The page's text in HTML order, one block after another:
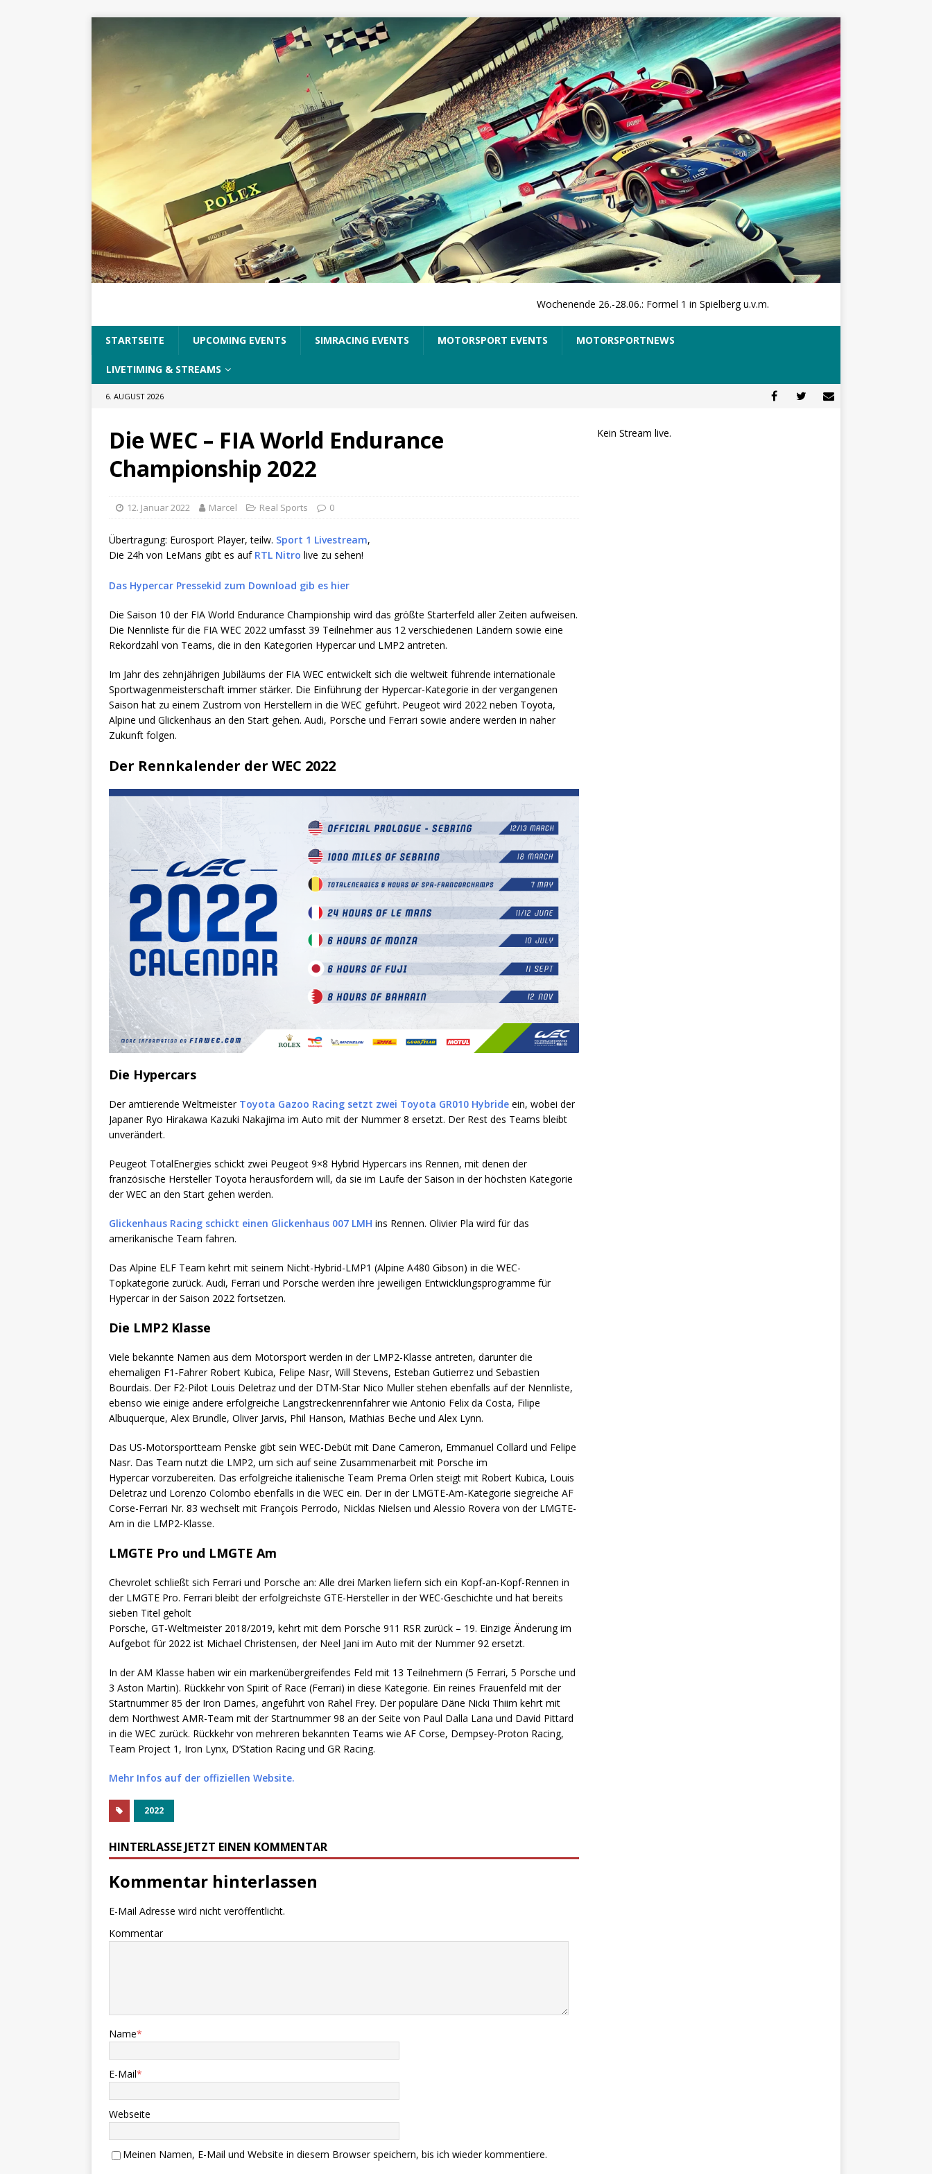
Wochenende 26.-28.06.: Formel 1 in Spielberg u.v.m.
STARTSEITE UPCOMING EVENTS SIMRACING EVENTS MOTORSPORT EVENTS MOTORSPORTNEWS
LIVETIMING & STREAMS
6. AUGUST 2026
Die WEC – FIA World Endurance
Championship 2022
12. Januar 2022 Marcel Real Sports 0
Übertragung: Eurosport Player, teilw. Sport 1 Livestream,
Die 24h von LeMans gibt es auf RTL Nitro live zu sehen!
Das Hypercar Pressekid zum Download gib es hier
Die Saison 10 der FIA World Endurance Championship wird das größte Starterfeld aller Zeiten aufweisen.
Die Nennliste für die FIA WEC 2022 umfasst 39 Teilnehmer aus 12 verschiedenen Ländern sowie eine
Rekordzahl von Teams, die in den Kategorien Hypercar und LMP2 antreten.
Im Jahr des zehnjährigen Jubiläums der FIA WEC entwickelt sich die weltweit führende internationale
Sportwagenmeisterschaft immer stärker. Die Einführung der Hypercar-Kategorie in der vergangenen
Saison hat zu einem Zustrom von Herstellern in die WEC geführt. Peugeot wird 2022 neben Toyota,
Alpine und Glickenhaus an den Start gehen. Audi, Porsche und Ferrari sowie andere werden in naher
Zukunft folgen.
Der Rennkalender der WEC 2022
Die Hypercars
Der amtierende Weltmeister Toyota Gazoo Racing setzt zwei Toyota GR010 Hybride ein, wobei der
Japaner Ryo Hirakawa Kazuki Nakajima im Auto mit der Nummer 8 ersetzt. Der Rest des Teams bleibt
unverändert.
Peugeot TotalEnergies schickt zwei Peugeot 9×8 Hybrid Hypercars ins Rennen, mit denen der
französische Hersteller Toyota herausfordern will, da sie im Laufe der Saison in der höchsten Kategorie
der WEC an den Start gehen werden.
Glickenhaus Racing schickt einen Glickenhaus 007 LMH ins Rennen. Olivier Pla wird für das
amerikanische Team fahren.
Das Alpine ELF Team kehrt mit seinem Nicht-Hybrid-LMP1 (Alpine A480 Gibson) in die WEC-
Topkategorie zurück. Audi, Ferrari und Porsche werden ihre jeweiligen Entwicklungsprogramme für
Hypercar in der Saison 2022 fortsetzen.
Die LMP2 Klasse
Viele bekannte Namen aus dem Motorsport werden in der LMP2-Klasse antreten, darunter die
ehemaligen F1-Fahrer Robert Kubica, Felipe Nasr, Will Stevens, Esteban Gutierrez und Sebastien
Bourdais. Der F2-Pilot Louis Deletraz und der DTM-Star Nico Muller stehen ebenfalls auf der Nennliste,
ebenso wie einige andere erfolgreiche Langstreckenrennfahrer wie Antonio Felix da Costa, Filipe
Albuquerque, Alex Brundle, Oliver Jarvis, Phil Hanson, Mathias Beche und Alex Lynn.
Das US-Motorsportteam Penske gibt sein WEC-Debüt mit Dane Cameron, Emmanuel Collard und Felipe
Nasr. Das Team nutzt die LMP2, um sich auf seine Zusammenarbeit mit Porsche im
Hypercar vorzubereiten. Das erfolgreiche italienische Team Prema Orlen steigt mit Robert Kubica, Louis
Deletraz und Lorenzo Colombo ebenfalls in die WEC ein. Der in der LMGTE-Am-Kategorie siegreiche AF
Corse-Ferrari Nr. 83 wechselt mit François Perrodo, Nicklas Nielsen und Alessio Rovera von der LMGTE-
Am in die LMP2-Klasse.
LMGTE Pro und LMGTE Am
Chevrolet schließt sich Ferrari und Porsche an: Alle drei Marken liefern sich ein Kopf-an-Kopf-Rennen in
der LMGTE Pro. Ferrari bleibt der erfolgreichste GTE-Hersteller in der WEC-Geschichte und hat bereits
sieben Titel geholt
Porsche, GT-Weltmeister 2018/2019, kehrt mit dem Porsche 911 RSR zurück – 19. Einzige Änderung im
Aufgebot für 2022 ist Michael Christensen, der Neel Jani im Auto mit der Nummer 92 ersetzt.
In der AM Klasse haben wir ein markenübergreifendes Feld mit 13 Teilnehmern (5 Ferrari, 5 Porsche und
3 Aston Martin). Rückkehr von Spirit of Race (Ferrari) in diese Kategorie. Ein reines Frauenfeld mit der
Startnummer 85 der Iron Dames, angeführt von Rahel Frey. Der populäre Däne Nicki Thiim kehrt mit
dem Northwest AMR-Team mit der Startnummer 98 an der Seite von Paul Dalla Lana und David Pittard
in die WEC zurück. Rückkehr von mehreren bekannten Teams wie AF Corse, Dempsey-Proton Racing,
Team Project 1, Iron Lynx, D’Station Racing und GR Racing.
Mehr Infos auf der offiziellen Website.
2022
HINTERLASSE JETZT EINEN KOMMENTAR
Kommentar hinterlassen
E-Mail Adresse wird nicht veröffentlicht.
Kommentar
Name*
E-Mail*
Webseite
Meinen Namen, E-Mail und Website in diesem Browser speichern, bis ich wieder kommentiere.
Kein Stream live.